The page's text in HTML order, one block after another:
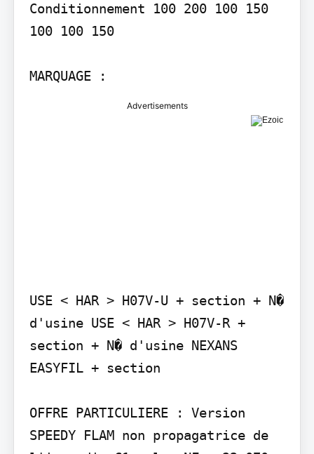
Conditionnement 100 200 100 150
100 100 150
MARQUAGE :
Advertisements
USE < HAR > H07V-U + section + N�
d'usine USE < HAR > H07V-R +
section + N� d'usine NEXANS
EASYFIL + section
OFFRE PARTICULIERE : Version
SPEEDY FLAM non propagatrice de